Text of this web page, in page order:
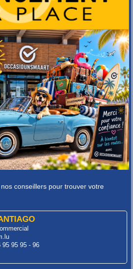
conseillers pour trouver votre
95 95 95 - 96